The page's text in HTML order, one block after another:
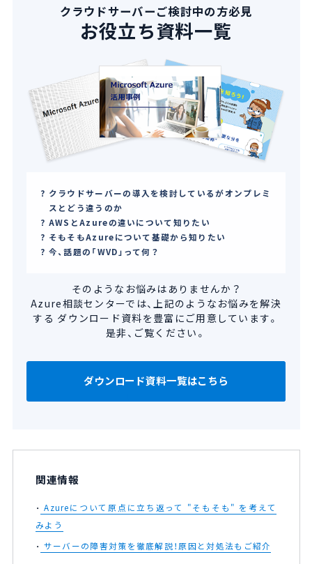
クラウドサーバーご検討中の方必見
お役立ち資料一覧
クラウドサーバーの導入を検討しているがオンプレミ
スとどう違うのか
AWSとAzureの違いについて知りたい
そもそもAzureについて基礎から知りたい
今、話題の「WVD」って何？
そのようなお悩みはありませんか？
Azure相談センターでは、上記のようなお悩みを解決
する ダウンロード資料を豊富にご用意しています。
是非、ご覧ください。
ダウンロード資料一覧はこちら
関連情報
Azureについて原点に立ち返って "そもそも" を考えて
みよう
サーバーの障害対策を徹底解説！原因と対処法もご紹介